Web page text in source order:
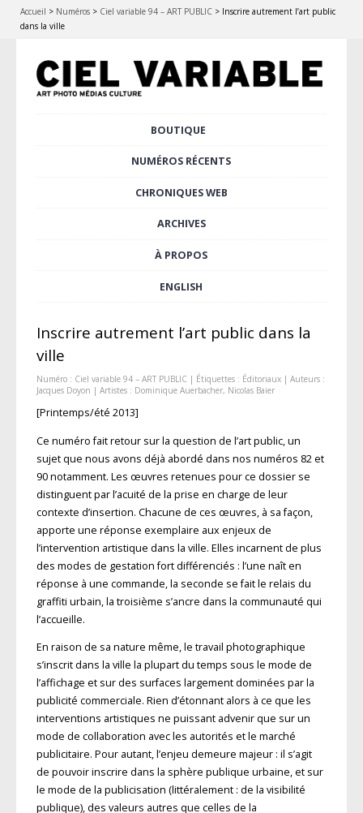
Accueil > Numéros > Ciel variable 94 – ART PUBLIC > Inscrire autrement l’art public
dans la ville
BOUTIQUE
NUMÉROS RÉCENTS
CHRONIQUES WEB
ARCHIVES
À PROPOS
ENGLISH
Inscrire autrement l’art public dans la
ville
Numéro : Ciel variable 94 – ART PUBLIC | Étiquettes : Éditoriaux| Auteurs :
Jacques Doyon | Artistes : Dominique Auerbacher, Nicolas Baier
[Printemps/été 2013]
Ce numéro fait retour sur la question de l’art public, un
sujet que nous avons déjà abordé dans nos numéros 82 et
90 notamment. Les œuvres retenues pour ce dossier se
distinguent par l’acuité de la prise en charge de leur
contexte d’insertion. Chacune de ces œuvres, à sa façon,
apporte une réponse exemplaire aux enjeux de
l’intervention artistique dans la ville. Elles incarnent de plus
des modes de gestation fort différenciés : l’une naît en
réponse à une commande, la seconde se fait le relais du
graffiti urbain, la troisième s’ancre dans la communauté qui
l’accueille.
En raison de sa nature même, le travail photographique
s’inscrit dans la ville la plupart du temps sous le mode de
l’affichage et sur des surfaces largement dominées par la
publicité commerciale. Rien d’étonnant alors à ce que les
interventions artistiques ne puissant advenir que sur un
mode de collaboration avec les autorités et le marché
publicitaire. Pour autant, l’enjeu demeure majeur : il s’agit
de pouvoir inscrire dans la sphère publique urbaine, et sur
le mode de la publicisation (littéralement : de la visibilité
publique), des valeurs autres que celles de la